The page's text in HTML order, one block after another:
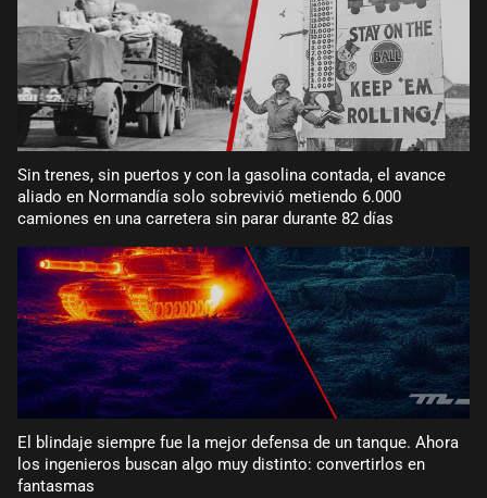
Sin trenes, sin puertos y con la gasolina contada, el avance
aliado en Normandía solo sobrevivió metiendo 6.000
camiones en una carretera sin parar durante 82 días
El blindaje siempre fue la mejor defensa de un tanque. Ahora
los ingenieros buscan algo muy distinto: convertirlos en
fantasmas